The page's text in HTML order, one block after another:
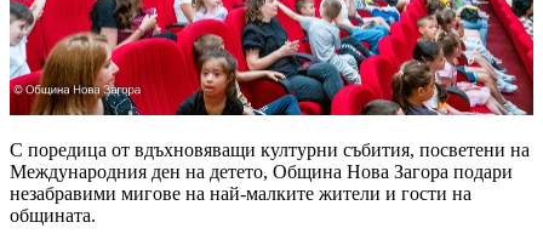
С поредица от вдъхновяващи културни събития, посветени на
Международния ден на детето, Община Нова Загора подари
незабравими мигове на най-малките жители и гости на
общината.